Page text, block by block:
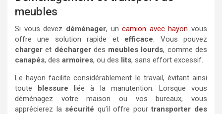
meubles
Si vous devez déménager, uncamion avec hayon vous
offre une solution rapide et efficace . Vous pouvez
charger et déchargerdes meubles lourds, comme des
canapés, des armoires, ou des lits, sans effort excessif.
Le hayon facilite considérablement le travail, évitant ainsi
toute blessure liée à la manutention. Lorsque vous
déménagez votre maison ou vos bureaux, vous
apprécierez la sécurité qu’il offre pourtransporter des